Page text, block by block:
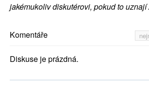
jakémukoliv diskutérovi, pokud to uznají
Komentáře
Diskuse je prázdná.